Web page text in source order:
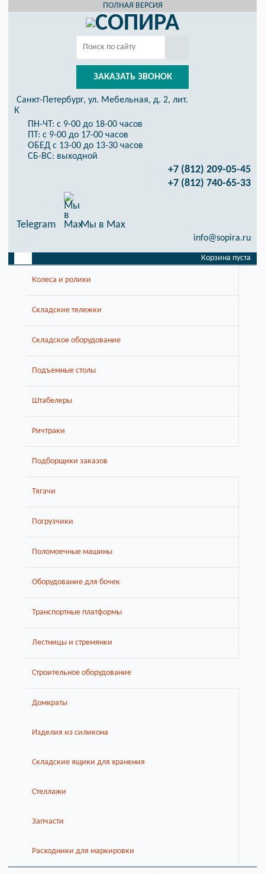
ПОЛНАЯ ВЕРСИЯ
ЗАКАЗАТЬ ЗВОНОК
Санкт-Петербург, ул. Мебельная, д. 2, лит.
К
ПН-ЧТ: с 9-00 до 18-00 часов
ПТ: с 9-00 до 17-00 часов
ОБЕД с 13-00 до 13-30 часов
СБ-ВС: выходной
+7 (812) 209-05-45
+7 (812) 740-65-33
Telegram Мы в Max
info@sopira.ru
Корзина пуста
Колеса и ролики
Складские тележки
Складское оборудование
Подъемные столы
Штабелеры
Ричтраки
Подборщики заказов
Тягачи
Погрузчики
Поломоечные машины
Оборудование для бочек
Транспортные платформы
Лестницы и стремянки
Строительное оборудование
Домкраты
Изделия из силикона
Складские ящики для хранения
Стеллажи
Запчасти
Расходники для маркировки